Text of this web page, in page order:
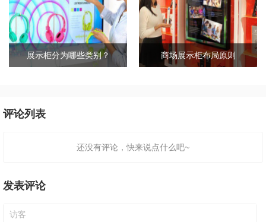
展示柜分为哪些类别？ 商场展示柜布局原则
评论列表
还没有评论，快来说点什么吧~
发表评论